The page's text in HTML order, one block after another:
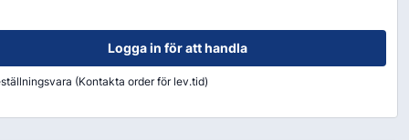
Logga in för att handla
(Kontakta order för lev.tid)